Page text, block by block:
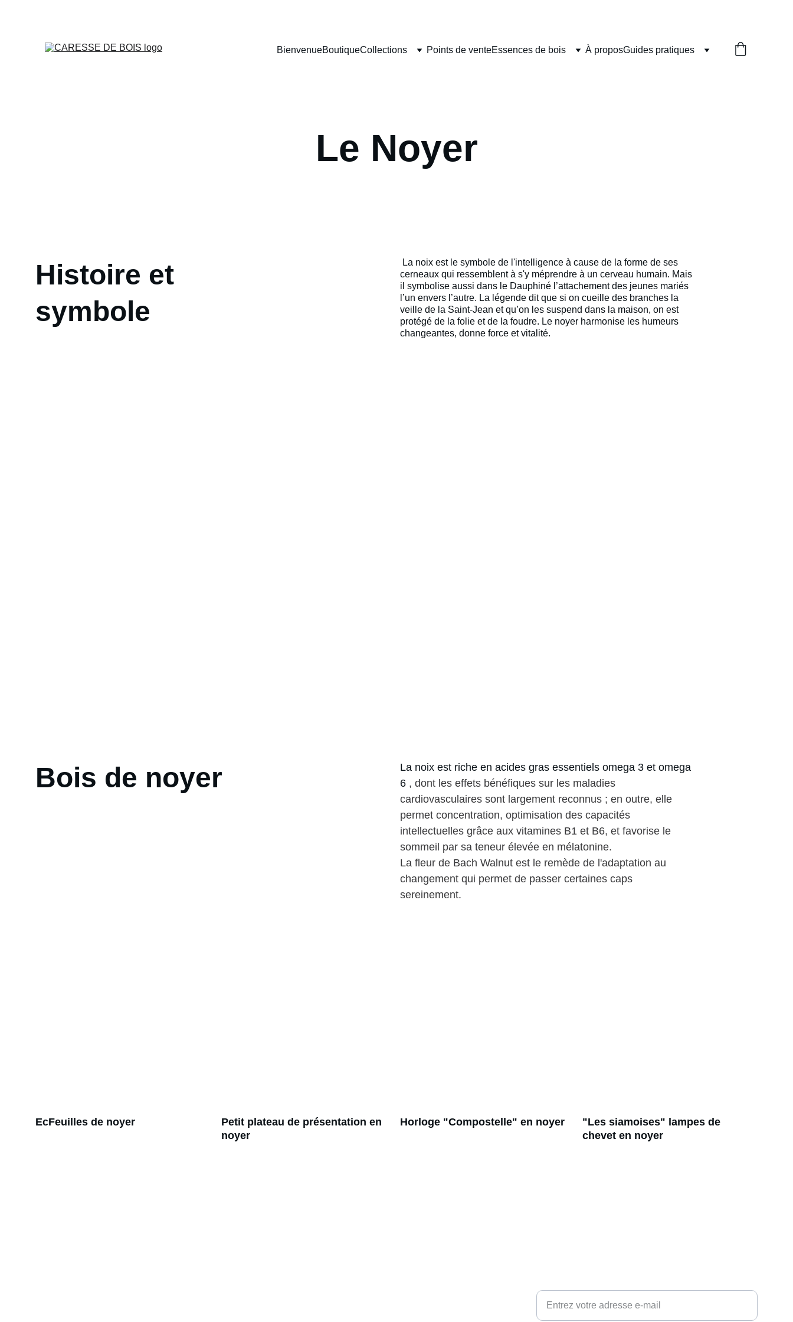
BienvenueBoutiqueCollections Points de venteEssences de bois À proposGuides pratiques
Le Noyer
Histoire et
symbole
La noix est le symbole de l'intelligence à cause de la forme de ses
cerneaux qui ressemblent à s'y méprendre à un cerveau humain. Mais
il symbolise aussi dans le Dauphiné l’attachement des jeunes mariés
l’un envers l’autre. La légende dit que si on cueille des branches la
veille de la Saint-Jean et qu’on les suspend dans la maison, on est
protégé de la folie et de la foudre. Le noyer harmonise les humeurs
changeantes, donne force et vitalité.
Bois de noyer
La noix est riche en acides gras essentiels omega 3 et omega
6 , dont les effets bénéfiques sur les maladies
cardiovasculaires sont largement reconnus ; en outre, elle
permet concentration, optimisation des capacités
intellectuelles grâce aux vitamines B1 et B6, et favorise le
sommeil par sa teneur élevée en mélatonine.
La fleur de Bach Walnut est le remède de l'adaptation au
changement qui permet de passer certaines caps
sereinement.
Petit plateau de présentation en
noyer
Horloge "Compostelle" en noyer
"Les siamoises" lampes de
chevet en noyer
EcFeuilles de noyer